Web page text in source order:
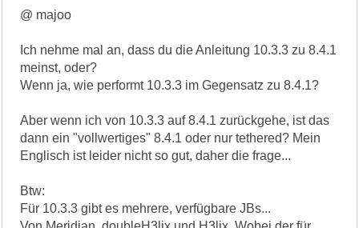
@ majoo
Ich nehme mal an, dass du die Anleitung 10.3.3 zu 8.4.1
meinst, oder?
Wenn ja, wie performt 10.3.3 im Gegensatz zu 8.4.1?
Aber wenn ich von 10.3.3 auf 8.4.1 zurückgehe, ist das
dann ein "vollwertiges" 8.4.1 oder nur tethered? Mein
Englisch ist leider nicht so gut, daher die frage...
Btw:
Für 10.3.3 gibt es mehrere, verfügbare JBs...